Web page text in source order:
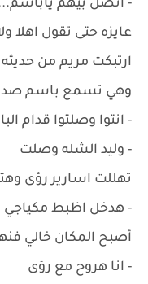
- اتصل بيهم
عايزه حتى تقول اهلا
ارتبكت مريم من
وهي تسمع باسم
- انتوا وصلتوا قدام
- وليد الشله وصلت
تهللت اسارير رؤى
- هدخل اظبط مكياجي
أصبح المكان خالي
- انا هروح مع رؤى